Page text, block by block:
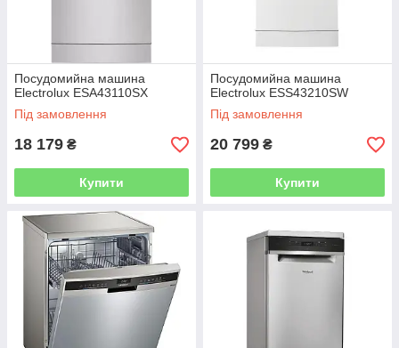
Посудомийна машина
Electrolux ESA43110SX
Під замовлення
18 179 ₴
Купити
Посудомийна машина
Electrolux ESS43210SW
Під замовлення
20 799 ₴
Купити